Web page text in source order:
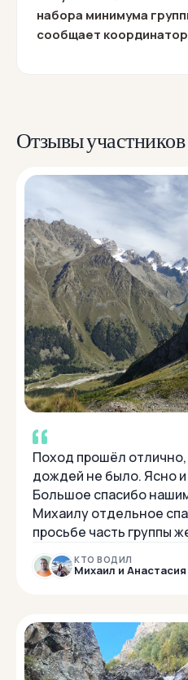
набора минимума
сообщает
Отзывы участников
Поход прошёл отлично,
дождей не было. Ясно
Большое спасибо
Михаилу отдельное
просьбе часть группы
программе). Т...
КТО ВОДИЛ
Михаил и Анастасия